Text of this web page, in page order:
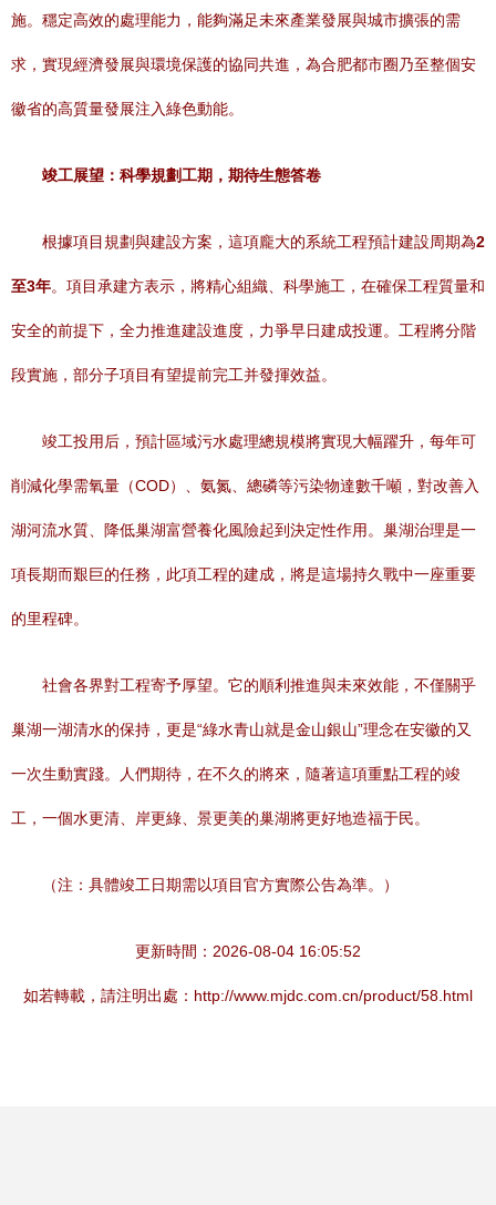
施。穩定高效的處理能力，能夠滿足未來產業發展與城市擴張的需
求，實現經濟發展與環境保護的協同共進，為合肥都市圈乃至整個安
徽省的高質量發展注入綠色動能。
竣工展望：科學規劃工期，期待生態答卷
根據項目規劃與建設方案，這項龐大的系統工程預計建設周期為2
至3年。項目承建方表示，將精心組織、科學施工，在確保工程質量和
安全的前提下，全力推進建設進度，力爭早日建成投運。工程將分階
段實施，部分子項目有望提前完工并發揮效益。
竣工投用后，預計區域污水處理總規模將實現大幅躍升，每年可
削減化學需氧量（COD）、氨氮、總磷等污染物達數千噸，對改善入
湖河流水質、降低巢湖富營養化風險起到決定性作用。巢湖治理是一
項長期而艱巨的任務，此項工程的建成，將是這場持久戰中一座重要
的里程碑。
社會各界對工程寄予厚望。它的順利推進與未來效能，不僅關乎
巢湖一湖清水的保持，更是“綠水青山就是金山銀山”理念在安徽的又
一次生動實踐。人們期待，在不久的將來，隨著這項重點工程的竣
工，一個水更清、岸更綠、景更美的巢湖將更好地造福于民。
（注：具體竣工日期需以項目官方實際公告為準。）
更新時間：2026-08-04 16:05:52
如若轉載，請注明出處：http://www.mjdc.com.cn/product/58.html